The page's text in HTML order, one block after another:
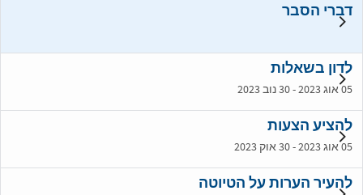
דברי הסבר
לדון בשאלות
05 אוג 2023 - 30 נוב 2023
להציע הצעות
05 אוג 2023 - 30 אוק 2023
להעיר הערות על הטיוטה